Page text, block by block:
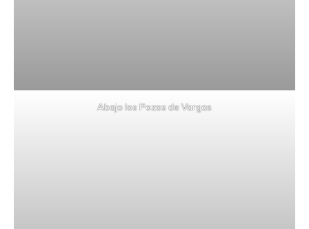
Abajo los Pozos de Vargas